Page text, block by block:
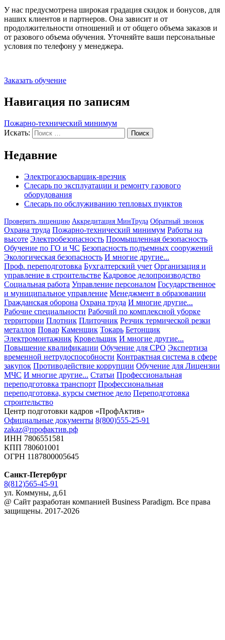
У нас предусмотрена широкая градация скидок и бонусов, для
наших клиентов и партнеров. Она зависит и от
продолжительности отношений и от общего объема заказов и
от разового объема обучения. Уточняйте ваши персональные
условия по телефону у менеджера.
Заказать обучение
Навигация по записям
Пожарно-технический минимум
Искать:
Поиск
Недавние
Электрогазосварщик-врезчик
Слесарь по эксплуатации и ремонту газового
оборудования
Слесарь по обслуживанию тепловых пунктов
Проверить лиценцию Аккредитация МинТруда Обратный звонок
Охрана труда Пожарно-технический минимум Работы на
высоте Электробезопасность Промышленная безопасность
Обучение по ГО и ЧС Безопасность подъемных сооружений
Экологическая безопасность И многие другие...
Проф. переподготовка Бухгалтерский учет Организация и
управление в строительстве Кадровое делопроизводство
Социальная работа Управление персоналом Государственное
и муниципальное управление Менеджмент в образовании
Гражданская оборона Охрана труда И многие другие...
Рабочие специальности Рабочий по комплексной уборке
территории Плотник Плиточник Резчик термической резки
металлов Повар Каменщик Токарь Бетонщик
Электромонтажник Кровельщик И многие другие...
Повышение квалификации Обучение для СРО Экспертиза
временной нетрудоспособности Контрактная система в сфере
закупок Противодействие коррупции Обучение для Лицензии
МЧС И многие другие... Статьи Профессиональная
переподготовка транспорт Профессиональная
переподготовка, курсы сметное дело Переподготовка
строительство
Центр подготовки кадров «ПрофАктив»
Официальные документы 8(800)555-25-91
zakaz@профактив.рф
ИНН 7806551581
КПП 780601001
ОГРН 1187800005645
Санкт-Петербург
8(812)565-45-91
ул. Коммуны, д.61
@ Сайт разработан компанией Business Paradigm. Все права
защищены. 2017-2026